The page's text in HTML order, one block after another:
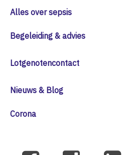
Alles over sepsis
Begeleiding & advies
Lotgenotencontact
Nieuws & Blog
Corona